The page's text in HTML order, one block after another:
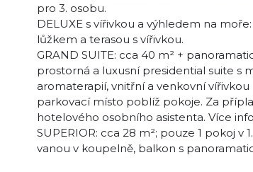
pro 3. osobu.
DELUXE s vířivkou a výhledem na
lůžkem a terasou s vířivkou.
GRAND SUITE: cca 40 m² +
prostorná a luxusní presidential suite s
aromaterapií, vnitřní a venkovní
parkovací místo poblíž pokoje. Za
hotelového osobního asistenta. Více
SUPERIOR: cca 28 m²; pouze 1 pokoj
vanou v koupelně, balkon s